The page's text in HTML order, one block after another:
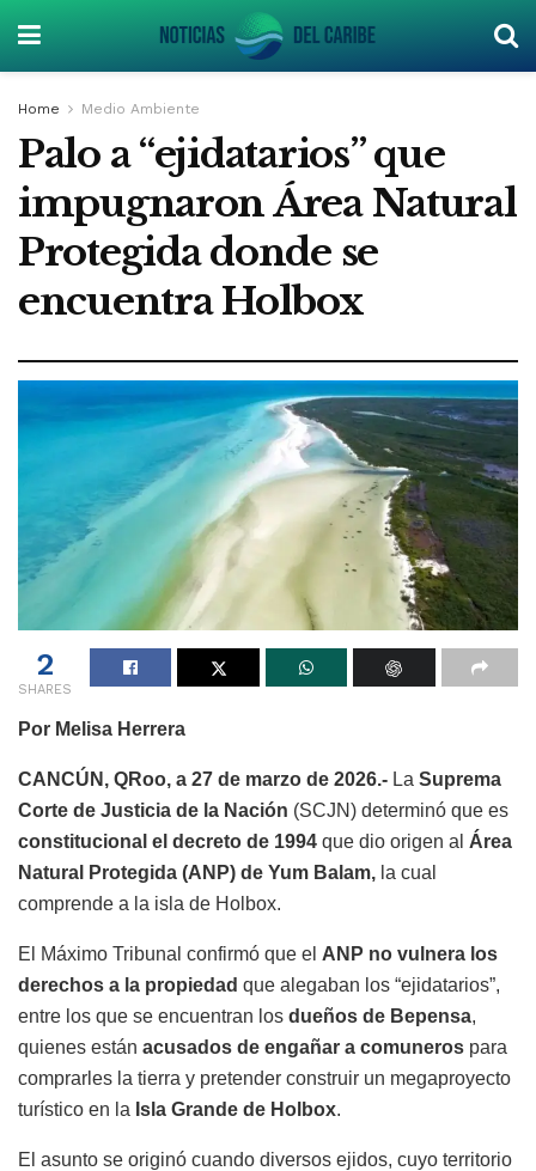
Home Medio Ambiente
Palo a “ejidatarios” que
impugnaron Área Natural
Protegida donde se
encuentra Holbox
2
SHARES
Por Melisa Herrera
CANCÚN, QRoo, a 27 de marzo de 2026.- La Suprema
Corte de Justicia de la Nación (SCJN) determinó que es
constitucional el decreto de 1994 que dio origen al Área
Natural Protegida (ANP) de Yum Balam, la cual
comprende a la isla de Holbox.
El Máximo Tribunal confirmó que el ANP no vulnera los
derechos a la propiedad que alegaban los “ejidatarios”,
entre los que se encuentran los dueños de Bepensa,
quienes están acusados de engañar a comuneros para
comprarles la tierra y pretender construir un megaproyecto
turístico en la Isla Grande de Holbox.
El asunto se originó cuando diversos ejidos, cuyo territorio